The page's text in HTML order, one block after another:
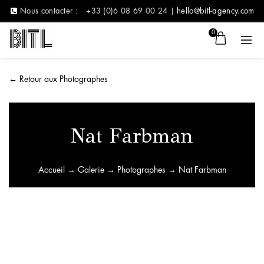
Nous contacter : +33 (0)6 08 69 00 24 | hello@bitl-agency.com
0
← Retour aux Photographes
Nat Farbman
Accueil → Galerie→ Photographes → Nat Farbman